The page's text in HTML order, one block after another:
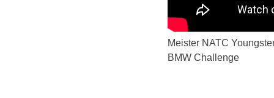
Meister NATC
BMW Challenge